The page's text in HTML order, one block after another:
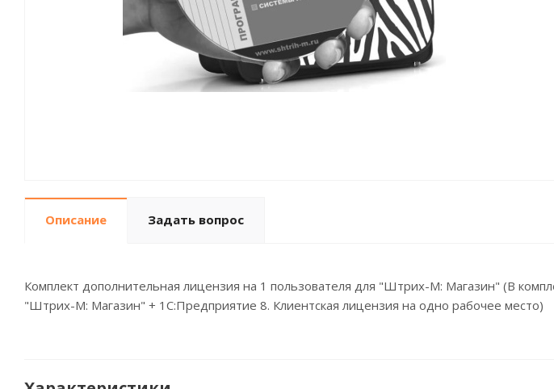
Описание Задать вопрос
Комплект дополнительная лицензия на 1 пользователя для "Штрих-М: Магазин" (В
"Штрих-М: Магазин" + 1С:Предприятие 8. Клиентская лицензия на одно рабочее место)